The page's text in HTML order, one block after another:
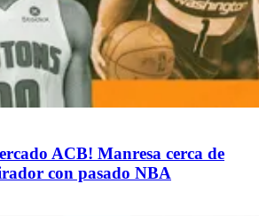
ACB! Manresa cerca de
con pasado NBA